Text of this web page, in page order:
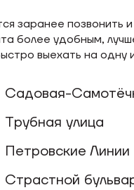
заранее позвонить
более удобным,
выехать на одну
Садовая-
Трубная улица
Петровские Линии
Страстной